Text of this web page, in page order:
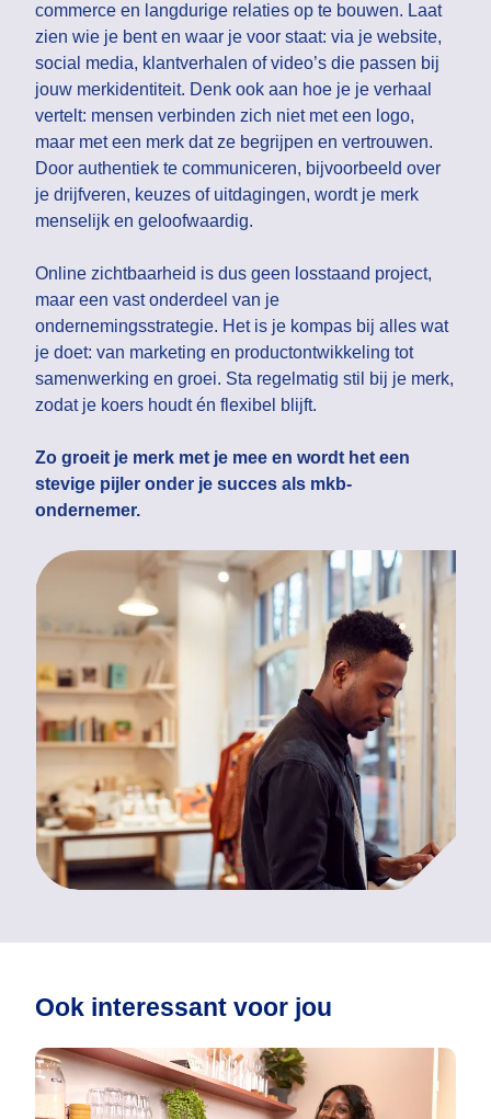
commerce en langdurige relaties op te bouwen. Laat
zien wie je bent en waar je voor staat: via je website,
social media, klantverhalen of video’s die passen bij
jouw merkidentiteit. Denk ook aan hoe je je verhaal
vertelt: mensen verbinden zich niet met een logo,
maar met een merk dat ze begrijpen en vertrouwen.
Door authentiek te communiceren, bijvoorbeeld over
je drijfveren, keuzes of uitdagingen, wordt je merk
menselijk en geloofwaardig.
Online zichtbaarheid is dus geen losstaand project,
maar een vast onderdeel van je
ondernemingsstrategie. Het is je kompas bij alles wat
je doet: van marketing en productontwikkeling tot
samenwerking en groei. Sta regelmatig stil bij je merk,
zodat je koers houdt én flexibel blijft.
Zo groeit je merk met je mee en wordt het een
stevige pijler onder je succes als mkb-
ondernemer.
Ook interessant voor jou